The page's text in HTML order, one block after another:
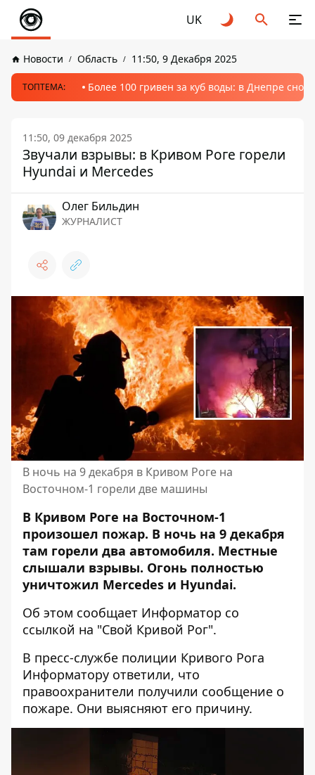
UK
Новости Область 11:50, 9 Декабря 2025
ТОПТЕМА: Более 100 гривен за куб воды: в Днепре
11:50, 09 декабря 2025
Звучали взрывы: в Кривом Роге горели
Hyundai и Mercedes
Олег Бильдин
ЖУРНАЛИСТ
В ночь на 9 декабря в Кривом Роге на
Восточном-1 горели две машины
В Кривом Роге на Восточном-1
произошел пожар. В ночь на 9 декабря
там горели два автомобиля. Местные
слышали взрывы. Огонь полностью
уничтожил Mercedes и Hyundai.
Об этом сообщает Информатор со
ссылкой на "Свой Кривой Рог".
В пресс-службе полиции Кривого Рога
Информатору ответили, что
правоохранители получили сообщение о
пожаре. Они выясняют его причину.